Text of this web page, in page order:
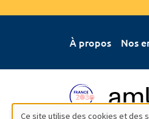
À propos Nos
Ce site utilise des cookies et des